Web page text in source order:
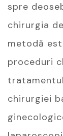
spre
chirurgia
metodă
proceduri
chirurgiei